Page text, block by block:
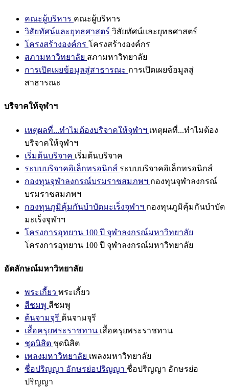
คณะผู้บริหาร คณะผู้บริหาร
วิสัยทัศน์และยุทธศาสตร์ วิสัยทัศน์และยุทธศาสตร์
โครงสร้างองค์กร โครงสร้างองค์กร
สภามหาวิทยาลัย สภามหาวิทยาลัย
การเปิดเผยข้อมูลสู่สาธารณะ การเปิดเผยข้อมูลสู่
สาธารณะ
บริจาคให้จุฬาฯ
เหตุผลที่...ทำไมต้องบริจาคให้จุฬาฯ เหตุผลที่...ทำไมต้อง
บริจาคให้จุฬาฯ
เริ่มต้นบริจาค เริ่มต้นบริจาค
ระบบบริจาคอิเล็กทรอนิกส์ ระบบบริจาคอิเล็กทรอนิกส์
กองทุนจุฬาลงกรณ์บรมราชสมภพฯ กองทุนจุฬาลงกรณ์
บรมราชสมภพฯ
กองทุนภูมิคุ้มกันบำบัดมะเร็งจุฬาฯ กองทุนภูมิคุ้มกันบำบัด
มะเร็งจุฬาฯ
โครงการอุทยาน 100 ปี จุฬาลงกรณ์มหาวิทยาลัย
โครงการอุทยาน 100 ปี จุฬาลงกรณ์มหาวิทยาลัย
อัตลักษณ์มหาวิทยาลัย
พระเกี้ยว พระเกี้ยว
สีชมพู สีชมพู
ต้นจามจุรี ต้นจามจุรี
เสื้อครุยพระราชทาน เสื้อครุยพระราชทาน
ชุดนิสิต ชุดนิสิต
เพลงมหาวิทยาลัย เพลงมหาวิทยาลัย
ชื่อปริญญา อักษรย่อปริญญา ชื่อปริญญา อักษรย่อ
ปริญญา